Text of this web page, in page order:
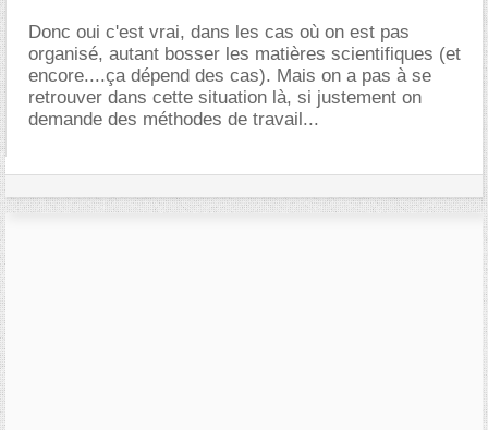
Donc oui c'est vrai, dans les cas où on est pas
organisé, autant bosser les matières scientifiques (et
encore....ça dépend des cas). Mais on a pas à se
retrouver dans cette situation là, si justement on
demande des méthodes de travail...